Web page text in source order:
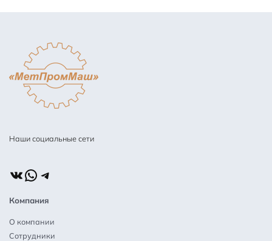
Наши социальные сети
ВКонтакте
WhatsApp
Telegram
Компания
О компании
Сотрудники